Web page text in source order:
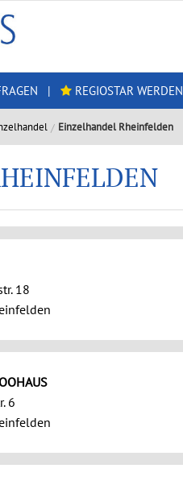
| REGIOSTAR WERDEN
Einzelhandel Rheinfelden
18
6